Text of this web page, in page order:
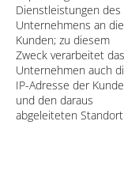
Dienstleistungen des
Unternehmens an die
Kunden; zu diesem
Zweck verarbeitet das
Unternehmen auch
IP-Adresse der
und den daraus
abgeleiteten Standort